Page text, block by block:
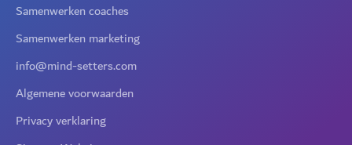
Samenwerken coaches
Samenwerken marketing
info@mind-setters.com
Algemene voorwaarden
Privacy verklaring